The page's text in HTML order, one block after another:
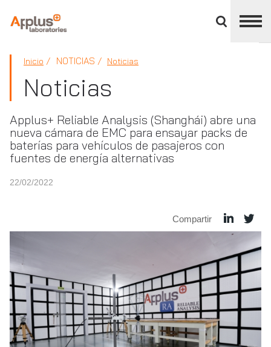
panel
APPLUS+
Inicio NOTICIAS Noticias
Noticias
Applus+ Reliable Analysis (Shanghái) abre una
nueva cámara de EMC para ensayar packs de
baterías para vehículos de pasajeros con
fuentes de energía alternativas
22/02/2022
Compartir